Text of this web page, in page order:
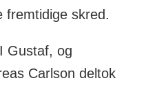
fremtidige skred.
Gustaf, og
Carlson deltok